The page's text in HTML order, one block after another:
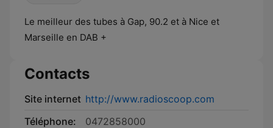
Le meilleur des tubes à Gap, 90.2 et à Nice et
Marseille en DAB +
Contacts
Site internet http://www.radioscoop.com
Téléphone:
0472858000